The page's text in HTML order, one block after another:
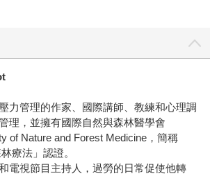
力管理的作家、國際講師、教練和心理調
理，並擁有國際自然與森林醫學會
of Nature and Forest Medicine，簡稱
療法」認證。
電視節目主持人，過勞的日常促使他轉